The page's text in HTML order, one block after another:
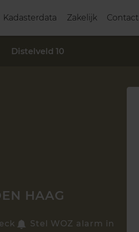
Kadasterdata Zakelijk Contact
Distelveld 10
HAAG
Stel WOZ alarm in